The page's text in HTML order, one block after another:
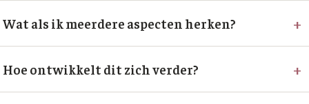
Wat als ik meerdere aspecten herken? +
Hoe ontwikkelt dit zich verder? +